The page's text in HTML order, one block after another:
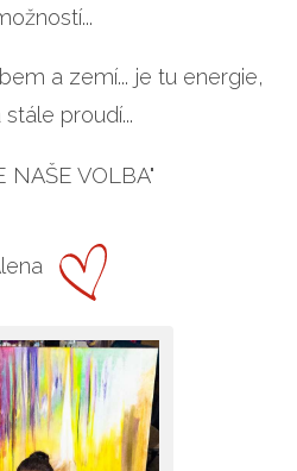
a zemí... je tu energie,
stále proudí...
NAŠE VOLBA"